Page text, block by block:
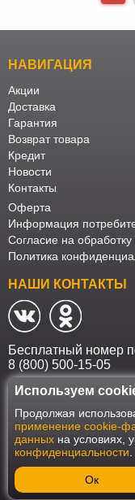
НАВИГАЦИЯ
Акции
Доставка
Гарантия
Возврат товара
Кредит
Новости
Контакты
Оферта
Информация
Согласие на
Политика
НАШИ КОНТАКТЫ
Бесплатный номер
8 (800) 500-15-05
Наш интернет-
Федерального закона
данных". Оформить
наличии согласия на
улучшения работы
используем файлы
Используем
Продолжая
применение cookie-
данных на условиях,
конфиденциальности
Ок